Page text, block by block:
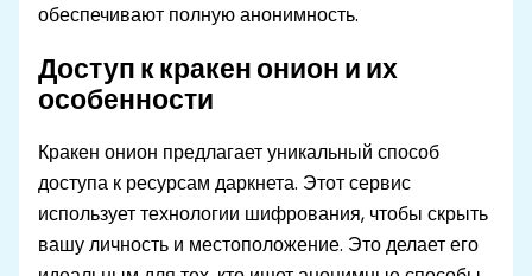
обеспечивают полную анонимность.
Доступ к кракен онион и их
особенности
Кракен онион предлагает уникальный способ
доступа к ресурсам даркнета. Этот сервис
использует технологии шифрования, чтобы скрыть
вашу личность и местоположение. Это делает его